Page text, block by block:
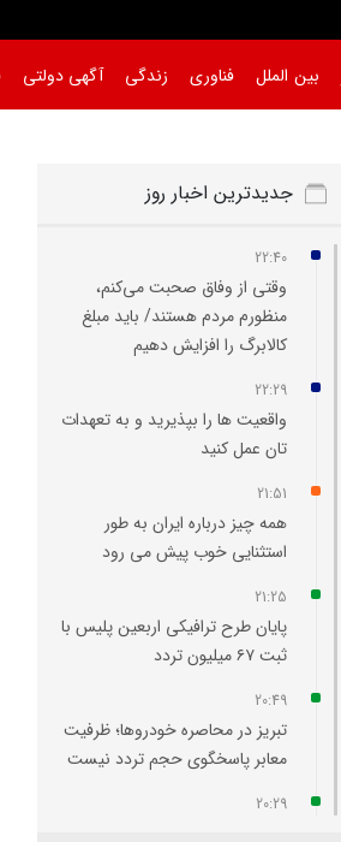
بین الملل فناوری زندگی آگهی دولتی
جدیدترین اخبار روز
22:40
وقتی از وفاق صحبت می‌کنم،
منظورم مردم هستند/ باید مبلغ
کالابرگ را افزایش دهیم
22:29
واقعیت‌ ها را بپذیرید و به تعهدات‌
تان عمل کنید
21:51
همه چیز درباره ایران به طور
استثنایی خوب پیش می‌ رود
21:25
پایان طرح ترافیکی اربعین پلیس با
ثبت ۶۷ میلیون تردد
20:49
تبریز در محاصره خودروها؛ ظرفیت
معابر پاسخگوی حجم تردد نیست
20:29